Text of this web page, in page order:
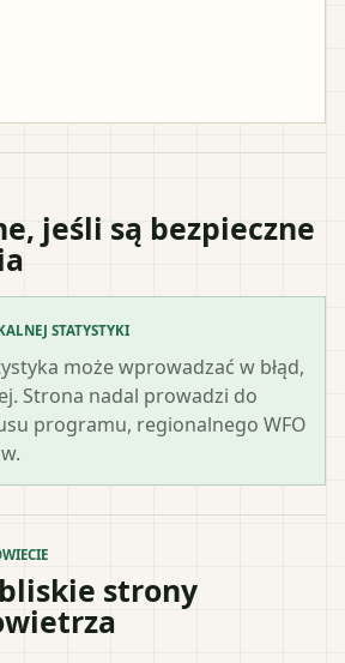
jeśli są bezpieczne
STATYSTYKI
może wprowadzać w błąd,
Strona nadal prowadzi do
programu, regionalnego WFO
strony